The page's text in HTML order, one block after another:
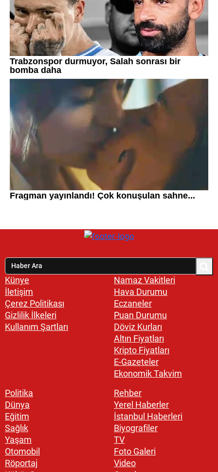
Künye
İletişim
Çerez Politikası
Gizlilik İlkeleri
Kullanım Şartları
Namaz Vakitleri
Hava Durumu
Eczaneler
Puan Durumu
Döviz Kurları
Altın Fiyatları
Kripto Fiyatları
E-Gazeteler
Ekonomik Takvim
Politika
Dünya
Eğitim
Sağlık
Yaşam
Otomobil
Röportaj
Rehber
Yerel Haberler
İstanbul Haberleri
Biyografiler
TV
Foto Galeri
Video